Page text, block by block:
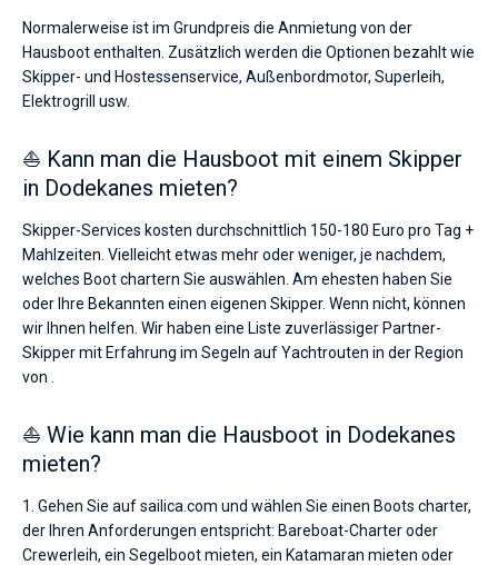
Normalerweise ist im Grundpreis die Anmietung von der
Hausboot enthalten. Zusätzlich werden die Optionen bezahlt wie
Skipper- und Hostessenservice, Außenbordmotor, Superleih,
Elektrogrill usw.
⛵ Kann man die Hausboot mit einem Skipper
in Dodekanes mieten?
Skipper-Services kosten durchschnittlich 150-180 Euro pro Tag +
Mahlzeiten. Vielleicht etwas mehr oder weniger, je nachdem,
welches Boot chartern Sie auswählen. Am ehesten haben Sie
oder Ihre Bekannten einen eigenen Skipper. Wenn nicht, können
wir Ihnen helfen. Wir haben eine Liste zuverlässiger Partner-
Skipper mit Erfahrung im Segeln auf Yachtrouten in der Region
von .
⛵ Wie kann man die Hausboot in Dodekanes
mieten?
1. Gehen Sie auf sailica.com und wählen Sie einen Boots charter,
der Ihren Anforderungen entspricht: Bareboat-Charter oder
Crewerleih, ein Segelboot mieten, ein Katamaran mieten oder